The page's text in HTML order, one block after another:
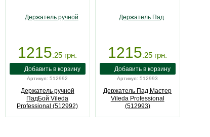
1215.25 грн.
Артикул: 512992
Держатель ручной
ПадБой Vileda
Professional (512992)
1215.25 грн.
Артикул: 512993
Держатель Пад Мастер
Vileda Professional
(512993)